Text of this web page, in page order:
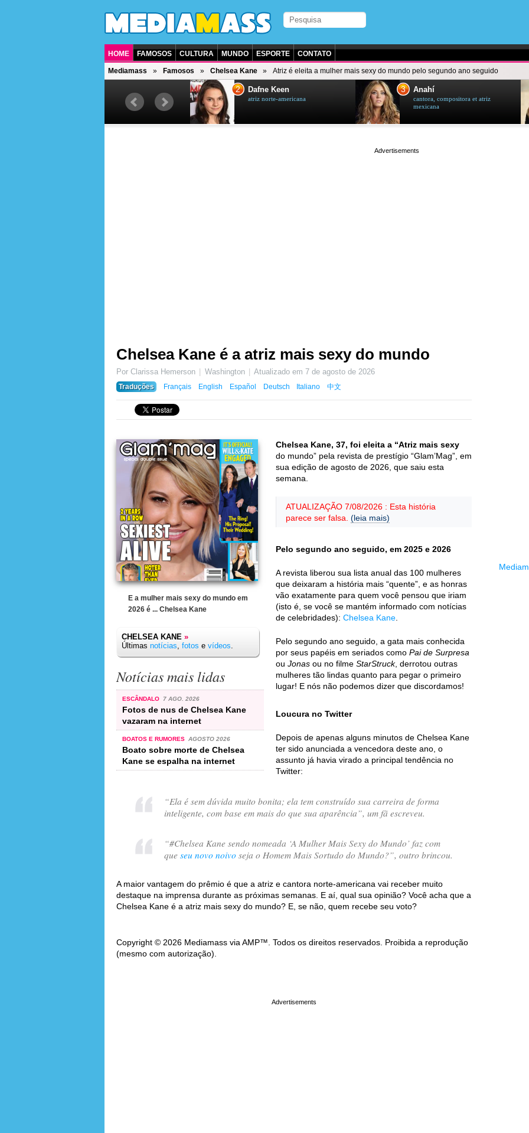
HOME FAMOSOS CULTURA MUNDO ESPORTE CONTATO
Mediamass Famosos Chelsea Kane Atriz é eleita a mulher mais sexy do mundo pelo segundo ano seguido
2 Dafne Keen
atriz norte-americana
3 Anahí
cantora, compositora et atriz
mexicana
Chelsea Kane é a atriz mais sexy do mundo
Por Clarissa Hemerson Washington Atualizado em 7 de agosto de 2026
Traduções
Français English Español Deutsch Italiano 中文
E a mulher mais sexy do mundo em
2026 é ... Chelsea Kane
CHELSEA KANE »
Últimas notícias, fotos e vídeos.
Notícias mais lidas
ESCÂNDALO 7 AGO. 2026
Fotos de nus de Chelsea Kane
vazaram na internet
BOATOS E RUMORES AGOSTO 2026
Boato sobre morte de Chelsea
Kane se espalha na internet
Chelsea Kane, 37, foi eleita a “Atriz mais sexy
do mundo” pela revista de prestígio “Glam’Mag”, em
sua edição de agosto de 2026, que saiu esta
semana.
ATUALIZAÇÃO 7/08/2026 : Esta história
parece ser falsa. (leia mais)
Pelo segundo ano seguido, em 2025 e 2026
A revista liberou sua lista anual das 100 mulheres
que deixaram a história mais “quente”, e as honras
vão exatamente para quem você pensou que iriam
(isto é, se você se mantém informado com notícias
de celebridades): Chelsea Kane
Pelo segundo ano seguido, a gata mais conhecida
por seus papéis em seriados como Pai de Surpresa
ou Jonas ou no filme StarStruck, derrotou outras
mulheres tão lindas quanto para pegar o primeiro
lugar! E nós não podemos dizer que discordamos!
Loucura no Twitter
Depois de apenas alguns minutos de Chelsea Kane
ter sido anunciada a vencedora deste ano, o
assunto já havia virado a principal tendência no
Twitter:
“Ela é sem dúvida muito bonita; ela tem construído sua carreira de forma
inteligente, com base em mais do que sua aparência”, um fã escreveu.
“#Chelsea Kane sendo nomeada ‘A Mulher Mais Sexy do Mundo’ faz com
que seu novo noivoseja o Homem Mais Sortudo do Mundo?”, outro brincou.
A maior vantagem do prêmio é que a atriz e cantora norte-americana vai receber muito
destaque na imprensa durante as próximas semanas. E aí, qual sua opinião? Você acha que a
Chelsea Kane é a atriz mais sexy do mundo? E, se não, quem recebe seu voto?
Copyright © 2026 Mediamass via AMP™. Todos os direitos reservados. Proibida a reprodução
(mesmo com autorização).